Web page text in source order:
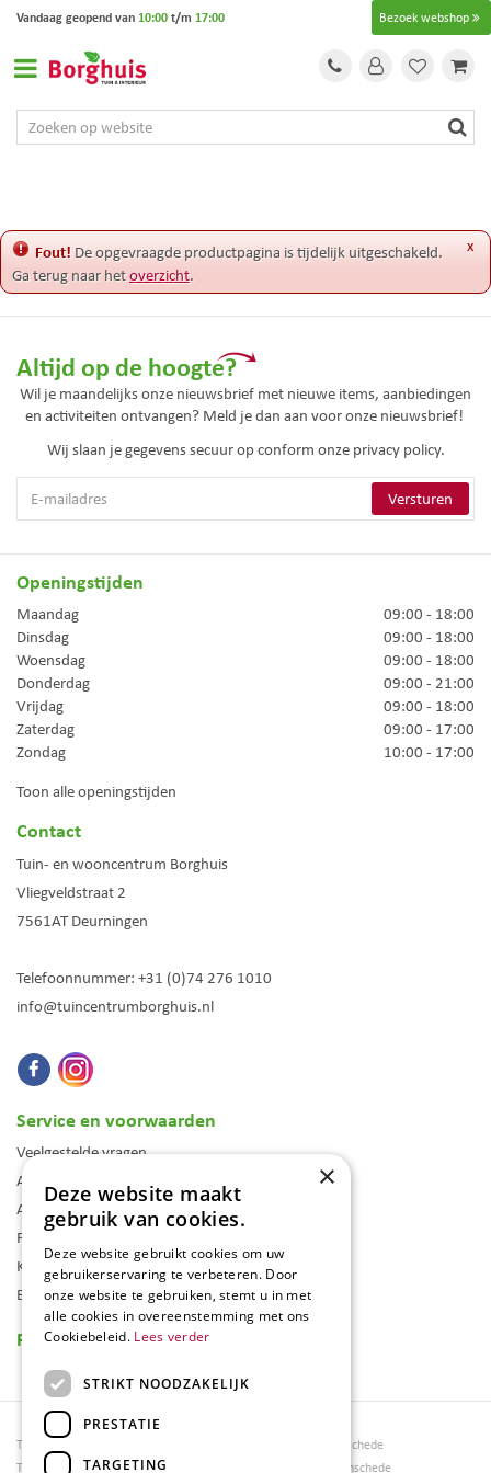
e
t
Bezoek webshop
Vandaag geopend van 10:00t/m 17:00
x
Fout! De opgevraagde productpagina is tijdelijk uitgeschakeld.
Ga terug naar hetoverzicht.
Altijd op de hoogte?
Wil je maandelijks onze nieuwsbrief met nieuwe items, aanbiedingen
en activiteiten ontvangen? Meld je dan aan voor onze nieuwsbrief!
Wij slaan je gegevens secuur op conform onze privacy policy.
Openingstijden
Maandag
09:00 - 18:00
Dinsdag
09:00 - 18:00
Woensdag
09:00 - 18:00
Donderdag
09:00 - 21:00
Vrijdag
09:00 - 18:00
Zaterdag
09:00 - 17:00
Zondag
10:00 - 17:00
Toon alle openingstijden
Contact
Tuin- en wooncentrum Borghuis
Vliegveldstraat 2
7561AT Deurningen
Telefoonnummer: +31 (0)74 276 1010
info@tuincentrumborghuis.nl
Service en voorwaarden
Veelgestelde vragen
Algemene voorwaarden
Assortiment
Folder
Klantenkaart
Blog
Reviews
Tuincentrum Borghuis
Tuinmeubels
Tuinmeubels Enschede
Tuinmeubelen Enschede
×
Deze website maakt
gebruik van cookies.
Deze website gebruikt cookies om uw
gebruikerservaring te verbeteren. Door
onze website te gebruiken, stemt u in met
alle cookies in overeenstemming met ons
Cookiebeleid. Lees verder
STRIKT NOODZAKELIJK
PRESTATIE
TARGETING